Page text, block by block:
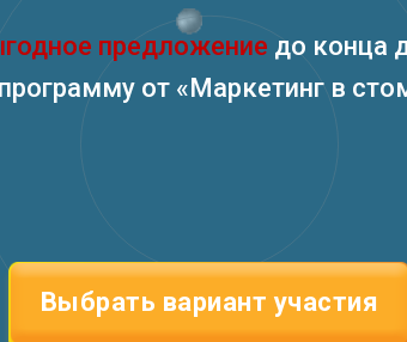
предложение до конца
Выбрать вариант участия
от «Маркетинг в